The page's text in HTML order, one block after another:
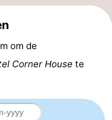
om de
Corner House te